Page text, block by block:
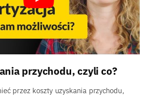
przychodu, czyli co?
przez koszty uzyskania przychodu,